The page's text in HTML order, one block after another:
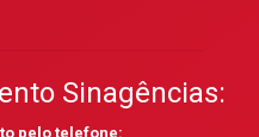
Sinagências:
pelo telefone: